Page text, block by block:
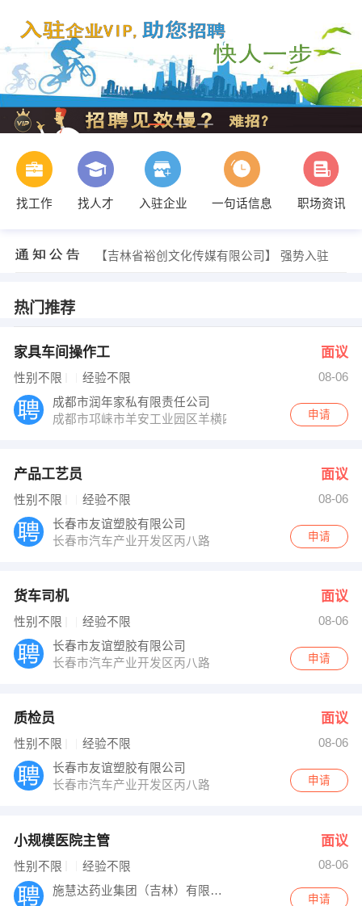
找工作 找人才 入驻企业 一句话信息 职场资讯
【吉林省裕创文化传媒有限公司】 强势入驻
人力资源部 发布 [产品工艺员 ] 招聘信息
人力资源部 发布 [质检员 ] 招聘信息
夏女士 发布 [小规模医院主管 ] 招聘信息
【吉林省裕创文化传媒有限公司】 强势入驻
热门推荐
家具车间操作工 面议
性别不限 经验不限
08-06
成都市润年家私有限责任公司
成都市邛崃市羊安工业园区羊横四路七号
申请
产品工艺员 面议
性别不限 经验不限
08-06
长春市友谊塑胶有限公司
长春市汽车产业开发区丙八路
申请
货车司机 面议
性别不限 经验不限
08-06
长春市友谊塑胶有限公司
长春市汽车产业开发区丙八路
申请
质检员 面议
性别不限 经验不限
08-06
长春市友谊塑胶有限公司
长春市汽车产业开发区丙八路
申请
小规模医院主管 面议
性别不限 经验不限
08-06
施慧达药业集团（吉林）有限公司
申请